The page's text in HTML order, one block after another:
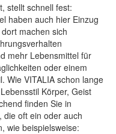
stellt schnell fest:
haben auch hier Einzug
machen sich
mehr Lebensmittel für
oder einem
Wie VITALIA schon lange
Körper, Geist
finden Sie in
die oft ein oder auch
wie beispielsweise: